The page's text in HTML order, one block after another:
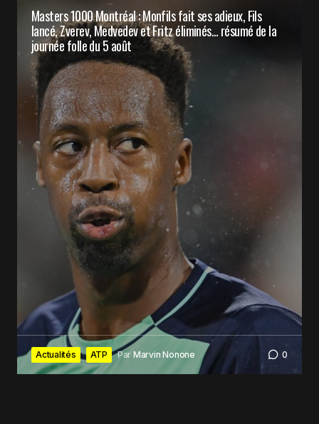
Masters 1000 Montréal : Monfils fait ses adieux, Fils
lancé, Zverev, Medvedev et Fritz éliminés… résumé de la
journée folle du 5 août
Actualités ATP Par Marvin Nonone 0